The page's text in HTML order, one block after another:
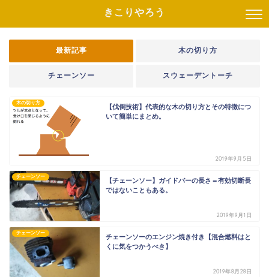
きこりやろう
最新記事 木の切り方
チェーンソー スウェーデントーチ
木の切り方
【伐倒技術】代表的な木の切り方とその特徴につ
いて簡単にまとめ。
2019年9月5日
チェーンソー
【チェーンソー】ガイドバーの長さ＝有効切断長
ではないこともある。
2019年9月1日
チェーンソー
チェーンソーのエンジン焼き付き【混合燃料はと
くに気をつかうべき】
2019年8月28日